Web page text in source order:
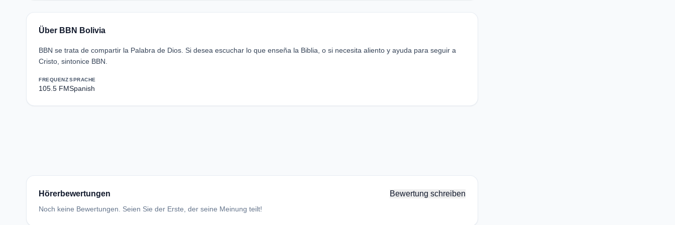
Über BBN Bolivia
BBN se trata de compartir la Palabra de Dios. Si desea escuchar lo que enseña la Biblia, o si necesita aliento y ayuda para seguir a
Cristo, sintonice BBN.
FREQUENZ
105.5 FM
SPRACHE
Spanish
Hörerbewertungen Bewertung schreiben
Noch keine Bewertungen. Seien Sie der Erste, der seine Meinung teilt!